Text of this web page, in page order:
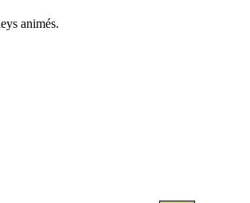
animés.